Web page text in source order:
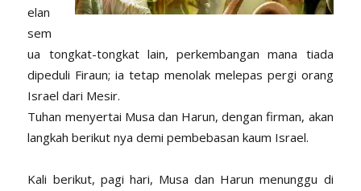
elan
sem
ua tongkat-tongkat lain, perkembangan mana tiada
dipeduli Firaun; ia tetap menolak melepas pergi orang
Israel dari Mesir.
Tuhan menyertai Musa dan Harun, dengan firman, akan
langkah berikut nya demi pembebasan kaum Israel.
Kali berikut, pagi hari, Musa dan Harun menunggu di